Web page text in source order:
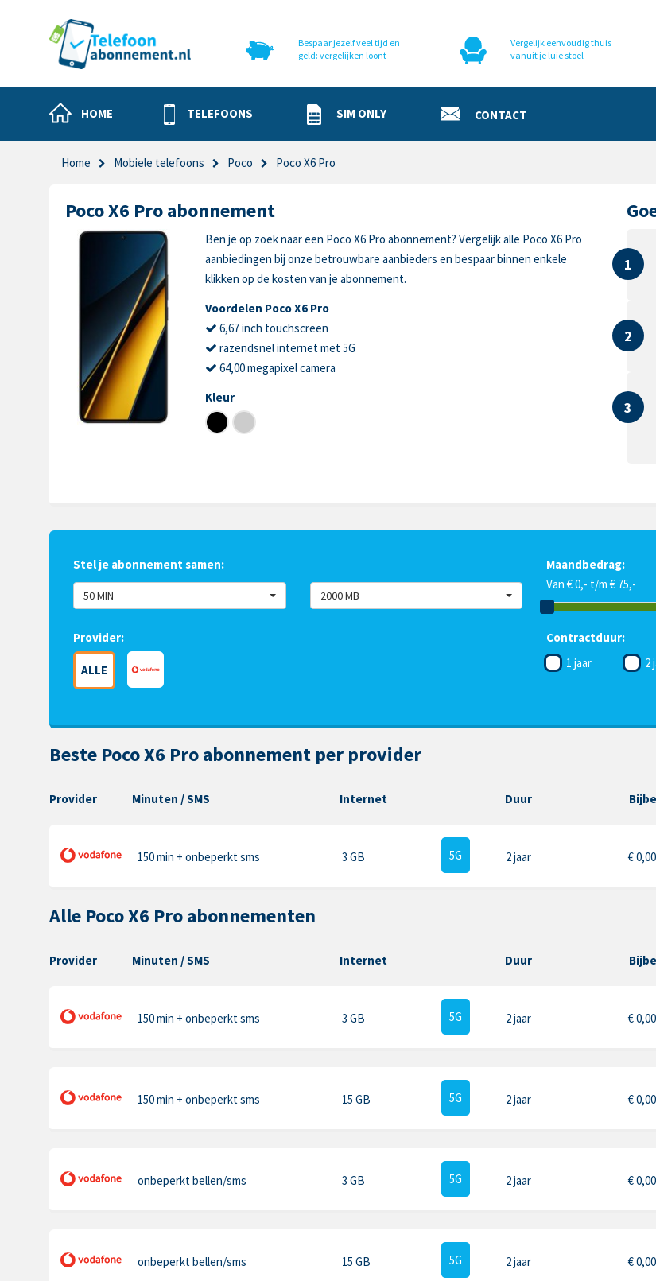
Bespaar jezelf veel tijd en
geld: vergelijken loont
Vergelijk eenvoudig thuis
vanuit je luie stoel
HOME TELEFOONS SIM ONLY CONTACT
Home Mobiele telefoons Poco Poco X6 Pro
Poco X6 Pro abonnement
Ben je op zoek naar een Poco X6 Pro abonnement? Vergelijk alle Poco X6 Pro
aanbiedingen bij onze betrouwbare aanbieders en bespaar binnen enkele
klikken op de kosten van je abonnement.
Voordelen Poco X6 Pro
6,67 inch touchscreen
razendsnel internet met 5G
64,00 megapixel camera
Kleur
1
2
3
Stel je abonnement samen:
50 MIN 2000 MB
Maandbedrag:
Van € 0,- t/m € 75,-
Provider:
ALLE
Contractduur:
1 jaar
2
Beste Poco X6 Pro abonnement per provider
Provider Minuten / SMS Internet Duur
150 min + onbeperkt sms 3 GB 5G 2 jaar €0,00
Alle Poco X6 Pro abonnementen
Provider Minuten / SMS Internet Duur
150 min + onbeperkt sms 3 GB 5G 2 jaar €0,00
150 min + onbeperkt sms 15 GB 5G 2 jaar €0,00
onbeperkt bellen/sms 3 GB 5G 2 jaar €0,00
onbeperkt bellen/sms 15 GB 5G 2 jaar €0,00